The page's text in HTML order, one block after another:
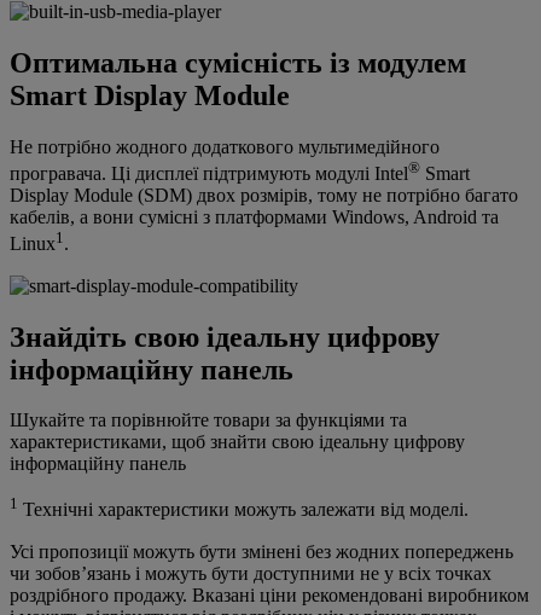
Оптимальна сумісність із модулем
Smart Display Module
Не потрібно жодного додаткового мультимедійного
програвача. Ці дисплеї підтримують модулі Intel® Smart
Display Module (SDM) двох розмірів, тому не потрібно багато
кабелів, а вони сумісні з платформами Windows, Android та
Linux1.
Знайдіть свою ідеальну цифрову
інформаційну панель
Шукайте та порівнюйте товари за функціями та
характеристиками, щоб знайти свою ідеальну цифрову
інформаційну панель
1 Технічні характеристики можуть залежати від моделі.
Усі пропозиції можуть бути змінені без жодних попереджень
чи зобов’язань і можуть бути доступними не у всіх точках
роздрібного продажу. Вказані ціни рекомендовані виробником